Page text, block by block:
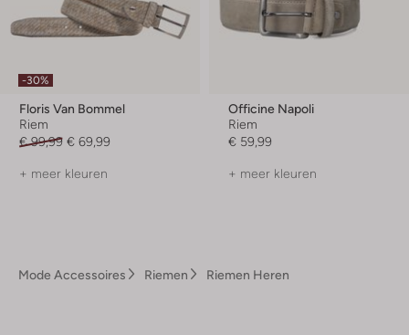
-30%
Floris Van Bommel
Riem
€ 99,99 € 69,99
+ meer kleuren
Officine Napoli
Riem
€ 59,99
+ meer kleuren
Mode Accessoires Riemen Riemen Heren